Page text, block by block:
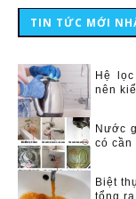
TIN TỨC MỚI
Hệ
nên
Nước
có cần
Biệt
tổng